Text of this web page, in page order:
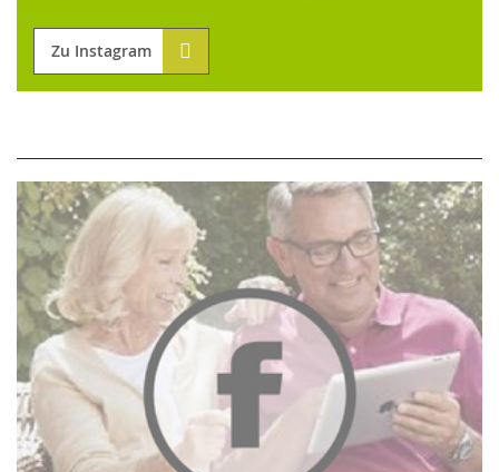
Zu Instagram